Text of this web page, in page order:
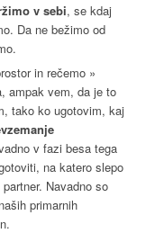
v sebi, se kdaj
Da ne bežimo od
in rečemo »
ampak vem, da je to
tako ko ugotovim, kaj
v fazi besa tega
na katero slepo
Navadno so
primarnih